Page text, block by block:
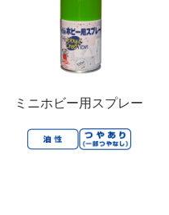
ミニホビー用スプレー